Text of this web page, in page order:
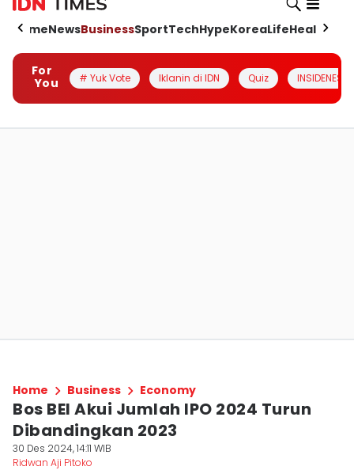
HomeNewsBusinessSportTechHypeKoreaLifeHealth
For
You
# Yuk Vote Iklanin di IDN Quiz INSIDENESIA
Home Business Economy
Bos BEI Akui Jumlah IPO 2024 Turun
Dibandingkan 2023
30 Des 2024, 14:11 WIB
Ridwan Aji Pitoko